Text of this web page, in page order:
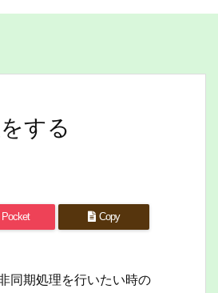
する
Pocket Copy
同期処理を行いたい時の